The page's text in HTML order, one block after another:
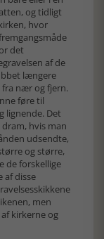
og tidligt
hvor
det
af de
længere
nær og fjern.
føre til
lignende. Det
hvis man
udsendte,
og større,
de forskellige
af disse
men
kirkerne og